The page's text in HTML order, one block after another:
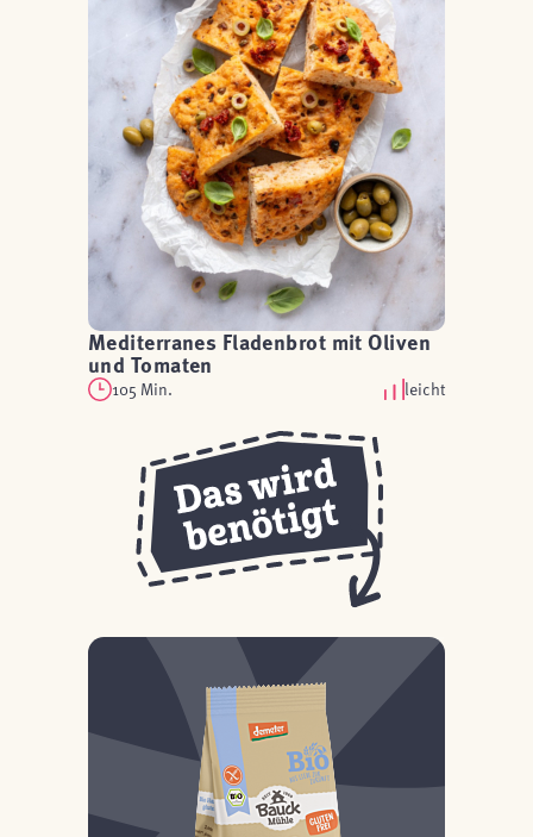
Mediterranes Fladenbrot mit Oliven
und Tomaten
105 Min. leicht